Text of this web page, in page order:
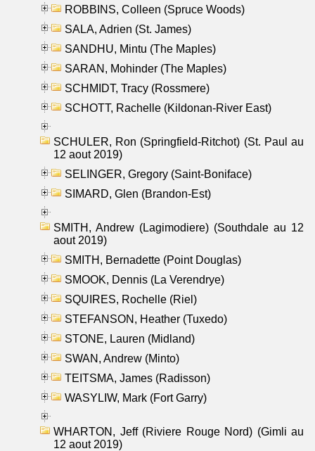
ROBBINS, Colleen (Spruce Woods)
SALA, Adrien (St. James)
SANDHU, Mintu (The Maples)
SARAN, Mohinder (The Maples)
SCHMIDT, Tracy (Rossmere)
SCHOTT, Rachelle (Kildonan-River East)
SCHULER, Ron (Springfield-Ritchot) (St. Paul au
12 aout 2019)
SELINGER, Gregory (Saint-Boniface)
SIMARD, Glen (Brandon-Est)
SMITH, Andrew (Lagimodiere) (Southdale au 12
aout 2019)
SMITH, Bernadette (Point Douglas)
SMOOK, Dennis (La Verendrye)
SQUIRES, Rochelle (Riel)
STEFANSON, Heather (Tuxedo)
STONE, Lauren (Midland)
SWAN, Andrew (Minto)
TEITSMA, James (Radisson)
WASYLIW, Mark (Fort Garry)
WHARTON, Jeff (Riviere Rouge Nord) (Gimli au
12 aout 2019)